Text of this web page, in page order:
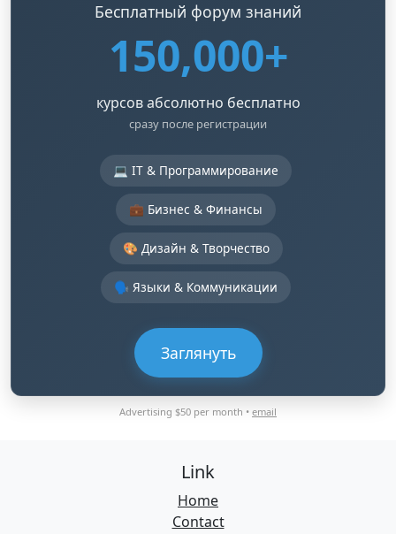
Бесплатный форум знаний
150,000+
курсов абсолютно бесплатно
сразу после регистрации
💻 IT & Программирование
💼 Бизнес & Финансы
🎨 Дизайн & Творчество
🗣️ Языки & Коммуникации
Заглянуть
Advertising $50 per month • email
Link
Home
Contact